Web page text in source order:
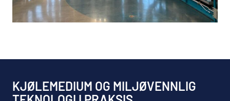
KJØLEMEDIUM OG MILJØVENNLIG